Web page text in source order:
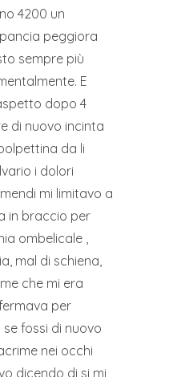
4200 un
peggiora
sempre più
E
dopo 4
di nuovo incinta
da li
i dolori
mi limitavo a
in braccio per
ombelicale ,
mal di schiena,
che mi era
per
fossi di nuovo
nei occhi
dicendo di si mi